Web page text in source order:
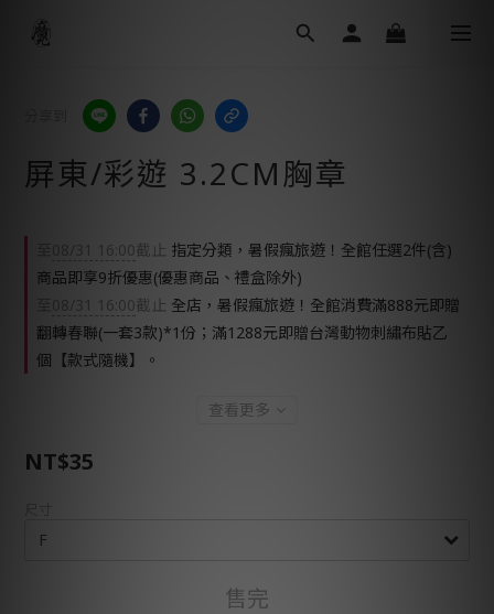
屏東/彩遊 3.2CM胸章
08/31 16:00截止 指定分類，暑假瘋旅遊！全館任選2件(含)
商品即享9折優惠(優惠商品、禮盒除外)
08/31 16:00截止 全店，暑假瘋旅遊！全館消費滿888元即贈
翻轉春聯(一套3款)*1份；滿1288元即贈台灣動物刺繡布貼乙
個【款式隨機】。
查看更多
NT$35
售完